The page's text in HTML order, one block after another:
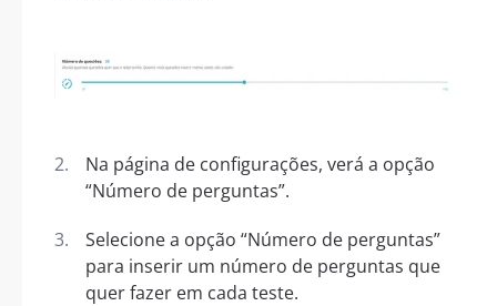
Na página de configurações, verá a opção
“Número de perguntas”.
Selecione a opção “Número de perguntas”
para inserir um número de perguntas que
quer fazer em cada teste.